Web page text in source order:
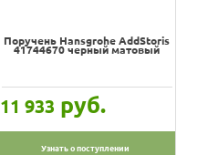
Поручень Hansgrohe AddStoris
41744670 черный матовый
11 933 руб.
Узнать о поступлении